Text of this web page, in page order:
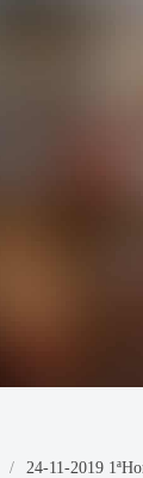
/ 24-11-2019